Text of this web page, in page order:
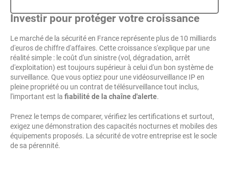
Investir pour protéger votre croissance
Le marché de la sécurité en France représente plus de 10 milliards
d'euros de chiffre d'affaires. Cette croissance s'explique par une
réalité simple : le coût d'un sinistre (vol, dégradation, arrêt
d'exploitation) est toujours supérieur à celui d'un bon système de
surveillance. Que vous optiez pour une vidéosurveillance IP en
pleine propriété ou un contrat de télésurveillance tout inclus,
l'important est la fiabilité de la chaîne d'alerte.
Prenez le temps de comparer, vérifiez les certifications et surtout,
exigez une démonstration des capacités nocturnes et mobiles des
équipements proposés. La sécurité de votre entreprise est le socle
de sa pérennité.